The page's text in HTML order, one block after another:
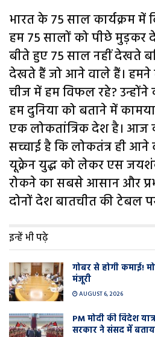
भारत के 75 साल कार्यक्रम में
हम 75 सालों को पीछे मुड़कर
बीते हुए 75 साल नहीं देखते
देखते हैं जो आने वाले हैं। हमने
चीज में हम विफल रहे?
हम दुनिया को बताने में
एक लोकतांत्रिक देश है। आज
सच्चाई है कि लोकतंत्र ही आने
यूक्रेन युद्ध को लेकर एस
रोकने का सबसे आसान और
दोनों देश बातचीत की टेबल
इन्हें भी पढ़े
गोबर से होगी कमाई!
मंजूरी
AUGUST 6, 2026
PM मोदी की विदेश
सरकार ने संसद में